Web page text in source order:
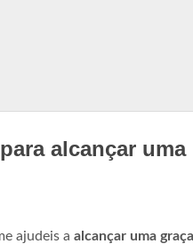
alcançar uma
ajudeis a alcançar uma graça